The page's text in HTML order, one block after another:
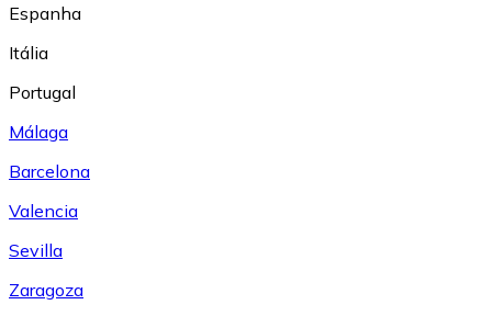
Espanha
Itália
Portugal
Málaga
Barcelona
Valencia
Sevilla
Zaragoza